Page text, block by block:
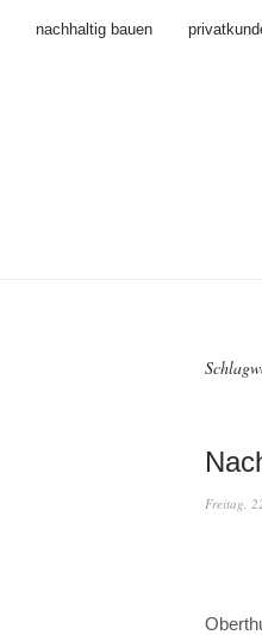
nachhaltig bauen
Freitag,